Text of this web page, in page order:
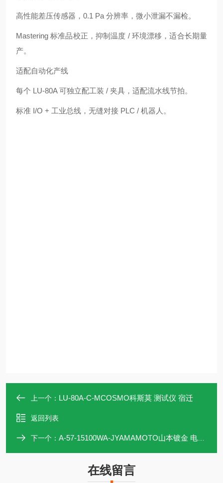
高性能差压传感器，0.1 Pa 分辨率，微小泄漏不漏检。
Mastering 标准品校正，抑制温度 / 环境漂移，适合长期量
产。
适配自动化产线
每个 LU‑80A 可独立配工装 / 夹具，适配流水线节拍。
标准 I/O + 工业总线，无缝对接 PLC / 机器人。
上一个： LU‑80A‑C‑MCOSMO科斯莫 测试仪 宿迁
返回列表
下一个： A-57-15100WA-JYAMAMOTO山本镀金 电镀电源
在线留言